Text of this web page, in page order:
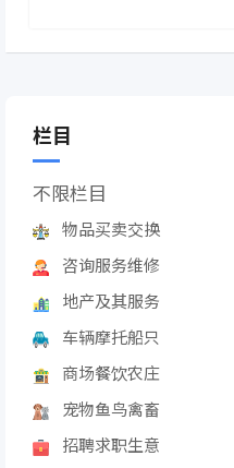
栏目
不限栏目
物品买卖交换
咨询服务维修
地产及其服务
车辆摩托船只
商场餐饮农庄
宠物鱼鸟禽畜
招聘求职生意